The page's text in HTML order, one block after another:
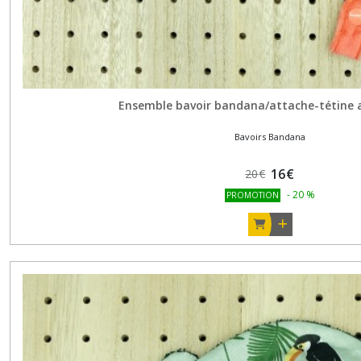
Ensemble bavoir bandana/attache-tétine
Bavoirs Bandana
20€ 16€
PROMOTION -20 %
Headbands
modulables
(4)
Coussins
Doudous